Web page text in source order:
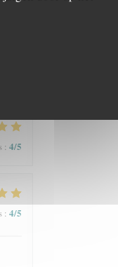
: 4/5
: 4/5